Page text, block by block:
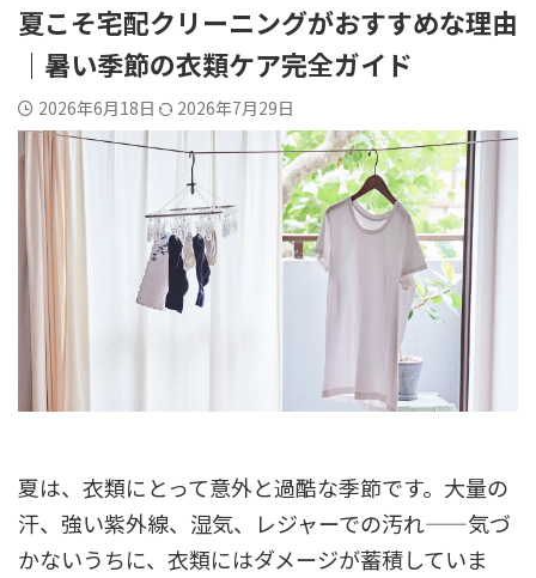
夏こそ宅配クリーニングがおすすめな理由
｜暑い季節の衣類ケア完全ガイド
2026年6月18日 2026年7月29日
夏は、衣類にとって意外と過酷な季節です。大量の
汗、強い紫外線、湿気、レジャーでの汚れ——気づ
かないうちに、衣類にはダメージが蓄積していま